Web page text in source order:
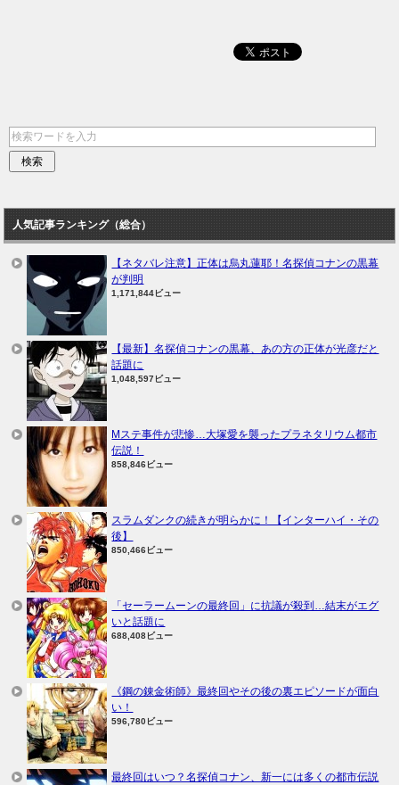
人気記事ランキング（総合）
【ネタバレ注意】正体は烏丸蓮耶！名探偵コナンの黒幕
が判明
1,171,844ビュー
【最新】名探偵コナンの黒幕、あの方の正体が光彦だと
話題に
1,048,597ビュー
Mステ事件が悲惨…大塚愛を襲ったプラネタリウム都市
伝説！
858,846ビュー
スラムダンクの続きが明らかに！【インターハイ・その
後】
850,466ビュー
「セーラームーンの最終回」に抗議が殺到…結末がエグ
いと話題に
688,408ビュー
《鋼の錬金術師》最終回やその後の裏エピソードが面白
い！
596,780ビュー
最終回はいつ？名探偵コナン、新一には多くの都市伝説